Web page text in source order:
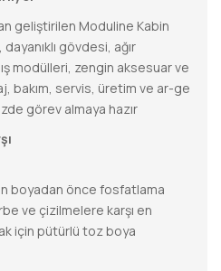
geliştirilen Moduline Kabin
gövdesi, ağır
modülleri, zengin aksesuar ve
bakım, servis, üretim ve ar-ge
görev almaya hazır
boyadan önce fosfatlama
ve çizilmelere karşı en
için pütürlü toz boya